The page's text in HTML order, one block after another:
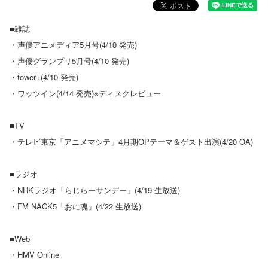
■雑誌
・声優アニメディア5月号(4/10 発売)
・声優グランプリ5月号(4/10 発売)
・tower+(4/10 発売)
・ワッツイン(4/14 発売)※ディスクレビュー
■TV
・テレビ東京「アニメマシテ」4月期OPテーマ＆ゲスト出演(4/20 OA)
■ラジオ
・NHKラジオ「らじらーサンデー」(4/19 生放送)
・FM NACK5「おに魂」(4/22 生放送)
■Web
・HMV Online